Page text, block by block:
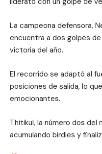
La campeona defensora,
encuentra a dos golpes
victoria del año.
El recorrido se adaptó al
posiciones de salida, lo
emocionantes.
Thitikul, la número dos del
acumulando birdies y